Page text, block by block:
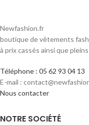
Newfashion.fr
boutique de vêtements
à prix cassés ainsi que
Téléphone : 05 62 93 04 13
E-mail :
Nous contacter
NOTRE SOCIÉTÉ